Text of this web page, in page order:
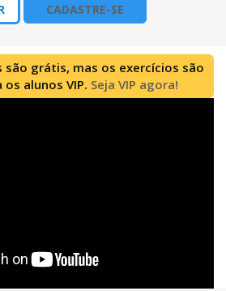
CADASTRE-SE
são grátis, mas os exercícios são
alunos VIP. Seja VIP agora!